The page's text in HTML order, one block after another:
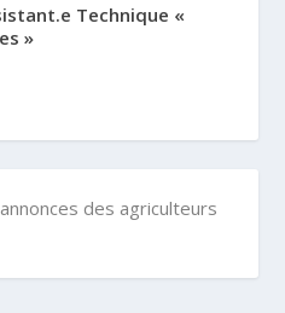
Technique «
»
des agriculteurs